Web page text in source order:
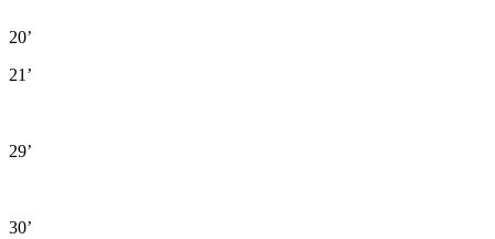
20’
21’
29’
30’